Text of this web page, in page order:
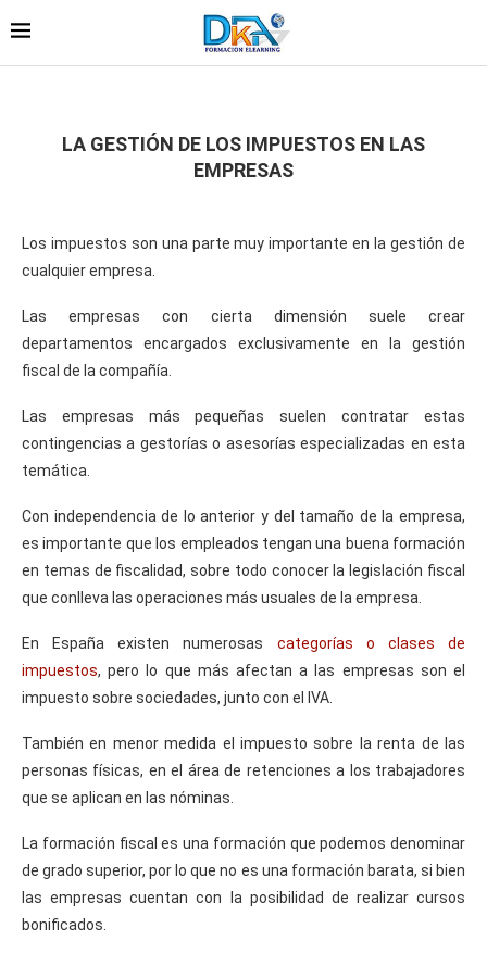
LA GESTIÓN DE LOS IMPUESTOS EN LAS
EMPRESAS
Los impuestos son una parte muy importante en la gestión de
cualquier empresa.
Las empresas con cierta dimensión suele crear
departamentos encargados exclusivamente en la gestión
fiscal de la compañía.
Las empresas más pequeñas suelen contratar estas
contingencias a gestorías o asesorías especializadas en esta
temática.
Con independencia de lo anterior y del tamaño de la empresa,
es importante que los empleados tengan una buena formación
en temas de fiscalidad, sobre todo conocer la legislación fiscal
que conlleva las operaciones más usuales de la empresa.
En España existen numerosas categorías o clases de
impuestos, pero lo que más afectan a las empresas son el
impuesto sobre sociedades, junto con el IVA.
También en menor medida el impuesto sobre la renta de las
personas físicas, en el área de retenciones a los trabajadores
que se aplican en las nóminas.
La formación fiscal es una formación que podemos denominar
de grado superior, por lo que no es una formación barata, si bien
las empresas cuentan con la posibilidad de realizar cursos
bonificados.